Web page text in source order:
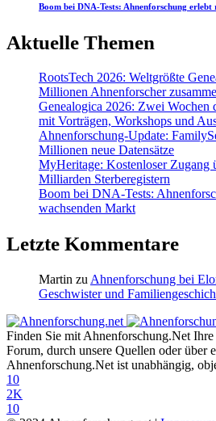
Boom bei DNA-Tests: Ahnenforschung
Aktuelle Themen
RootsTech 2026: Weltgrößte
Millionen Ahnenforscher
Genealogica 2026: Zwei Wochen
mit Vorträgen, Workshops und
Ahnenforschung-Update:
Millionen neue Datensätze
MyHeritage: Kostenloser Zugang
Milliarden Sterberegistern
Boom bei DNA-Tests:
wachsenden Markt
Letzte Kommentare
Martin zu Ahnenforschung bei
Geschwister und
Finden Sie mit Ahnenforschung.Net
Forum, durch unsere Quellen oder über
Ahnenforschung.Net ist unabhängig,
10
2K
10